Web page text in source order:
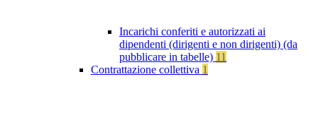
Incarichi conferiti e autorizzati ai
dipendenti (dirigenti e non dirigenti) (da
pubblicare in tabelle) 11
Contrattazione collettiva 1